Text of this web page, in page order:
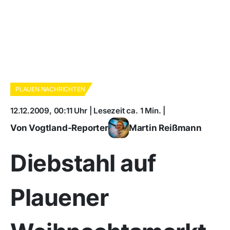
PLAUEN NACHRICHTEN
12.12.2009, 00:11 Uhr | Lesezeit ca. 1 Min. |
Von Vogtland-Reporter Martin Reißmann
Diebstahl auf
Plauener